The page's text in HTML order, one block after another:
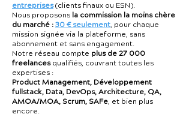
entreprises(clients finaux ou ESN).
Nous proposons la commission la moins chère
du marché :30 € seulement, pour chaque
mission signée via la plateforme, sans
abonnement et sans engagement.
Notre réseau compte plus de 27 000
freelancesqualifiés, couvrant toutes les
expertises :
Product Management, Développement
fullstack, Data, DevOps, Architecture, QA,
AMOA/MOA, Scrum, SAFe, et bien plus
encore.